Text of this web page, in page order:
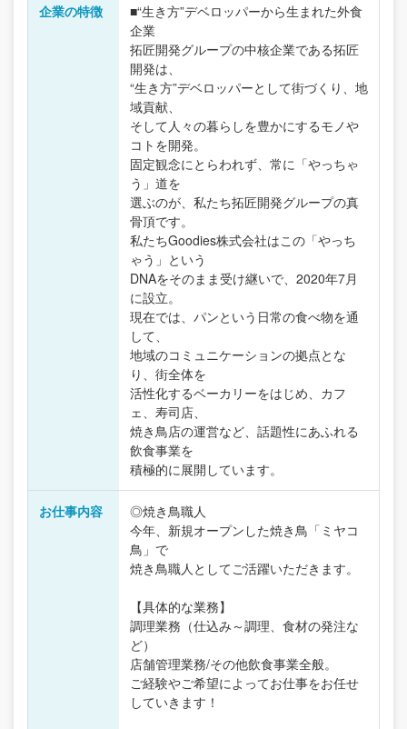
企業の特徴
■“生き方”デベロッパーから生まれた外食
企業
拓匠開発グループの中核企業である拓匠
開発は、
“生き方”デベロッパーとして街づくり、地
域貢献、
そして人々の暮らしを豊かにするモノや
コトを開発。
固定観念にとらわれず、常に「やっちゃ
う」道を
選ぶのが、私たち拓匠開発グループの真
骨頂です。
私たちGoodies株式会社はこの「やっち
ゃう」という
DNAをそのまま受け継いで、2020年7月
に設立。
現在では、パンという日常の食べ物を通
して、
地域のコミュニケーションの拠点とな
り、街全体を
活性化するベーカリーをはじめ、カフ
ェ、寿司店、
焼き鳥店の運営など、話題性にあふれる
飲食事業を
積極的に展開しています。
お仕事内容
◎焼き鳥職人
今年、新規オープンした焼き鳥「ミヤコ
鳥」で
焼き鳥職人としてご活躍いただきます。
【具体的な業務】
調理業務（仕込み～調理、食材の発注な
ど）
店舗管理業務/その他飲食事業全般。
ご経験やご希望によってお仕事をお任せ
していきます！